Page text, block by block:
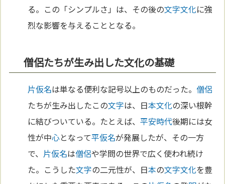
る。この「シンプルさ」は、その後の文字文化に強
烈な影響を与えることとなる。
僧侶たちが生み出した文化の基礎
片仮名は単なる便利な記号以上のものだった。僧侶
たちが生み出したこの文字は、日本文化の深い根幹
に結びついている。たとえば、平安時代後期には女
性が中心となって平仮名が発展したが、その一方
で、 片仮名は僧侶や学問の世界で広く使われ続け
た。こうした文字の二元性が、日本の文字文化を豊